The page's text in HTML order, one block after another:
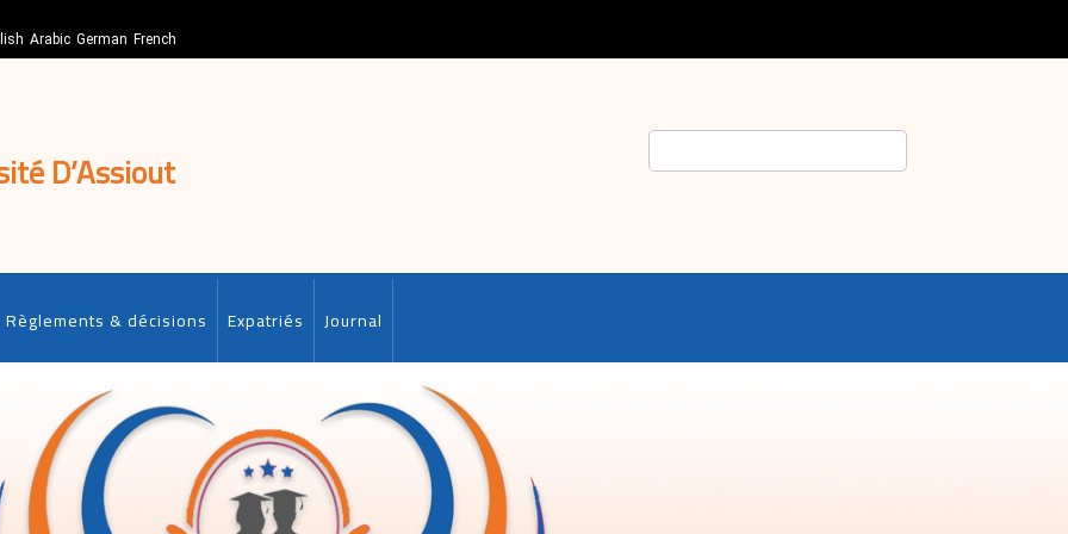
Arabic German French
D’Assiout
Règlements & décisions Expatriés Journal